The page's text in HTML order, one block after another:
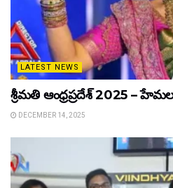
LATEST NEWS
శ్రీమతి ఆంధ్రప్రదేశ్ 2025 –
DECEMBER 14, 2025